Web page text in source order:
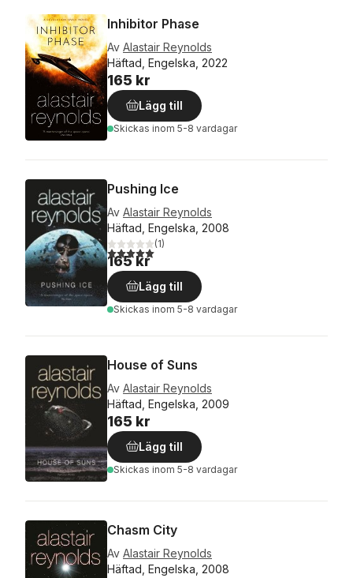
Inhibitor Phase
Av Alastair Reynolds
Häftad, Engelska, 2022
165 kr
Lägg till
Skickas inom 5-8 vardagar
Pushing Ice
Av Alastair Reynolds
Häftad, Engelska, 2008
5,0utav 5 stjärnor. Totalt antal röster:
(1)
165 kr
Lägg till
Skickas inom 5-8 vardagar
House of Suns
Av Alastair Reynolds
Häftad, Engelska, 2009
165 kr
Lägg till
Skickas inom 5-8 vardagar
Chasm City
Av Alastair Reynolds
Häftad, Engelska, 2008